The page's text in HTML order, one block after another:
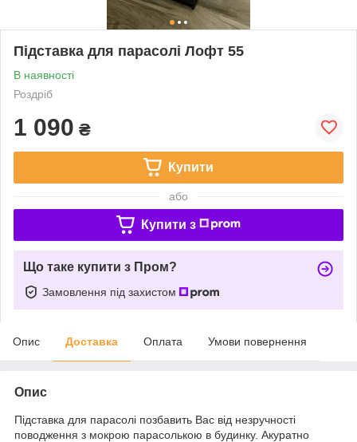
Підставка для парасолі Лофт 55
В наявності
Роздріб
1 090 ₴
Купити
або
Купити з
Що таке купити з Пром?
Замовлення під захистом
Опис Доставка Оплата Умови повернення
Опис
Підставка для парасолі позбавить Вас від незручності
поводження з мокрою парасолькою в будинку. Акуратно